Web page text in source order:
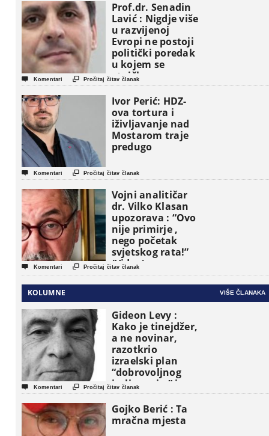
Prof.dr. Senadin
Lavić : Nigdje više
u razvijenoj
Evropi ne postoji
politički poredak
u kojem se
etničke grupe
pojavljuju kao
osnovne
političke jedinice
 Komentari  Pročitaj čitav članak
Ivor Perić: HDZ-
ova tortura i
iživljavanje nad
Mostarom traje
predugo
 Komentari  Pročitaj čitav članak
Vojni analitičar
dr. Vilko Klasan
upozorava : “Ovo
nije primirje ,
nego početak
svjetskog rata!”
(Video)
 Komentari  Pročitaj čitav članak
KOLUMNE VIŠE ČLANAKA
Gideon Levy :
Kako je tinejdžer,
a ne novinar,
razotkrio
izraelski plan
“dobrovoljnog
iseljavanja ” iz
Gaze
 Komentari  Pročitaj čitav članak
Gojko Berić : Ta
mračna mjesta